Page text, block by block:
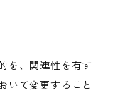
を、関連性を有す
いて変更すること